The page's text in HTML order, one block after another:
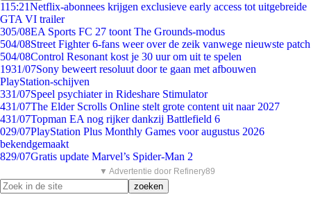
115:21Netflix-abonnees krijgen exclusieve early access tot uitgebreide
GTA VI trailer
305/08EA Sports FC 27 toont The Grounds-modus
504/08Street Fighter 6-fans weer over de zeik vanwege nieuwste patch
504/08Control Resonant kost je 30 uur om uit te spelen
1931/07Sony beweert resoluut door te gaan met afbouwen
PlayStation-schijven
331/07Speel psychiater in Rideshare Stimulator
431/07The Elder Scrolls Online stelt grote content uit naar 2027
431/07Topman EA nog rijker dankzij Battlefield 6
029/07PlayStation Plus Monthly Games voor augustus 2026
bekendgemaakt
829/07Gratis update Marvel’s Spider-Man 2
▼ Advertentie door Refinery89